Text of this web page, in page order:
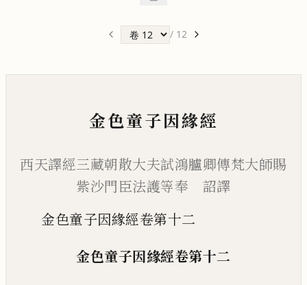
/ 12
金色童子因緣經
西天譯經三藏朝散大夫試鴻臚卿傳梵大師賜
紫沙門臣法護等奉 詔譯
金色童子因緣經卷第十二
金色童子因緣經卷第十二